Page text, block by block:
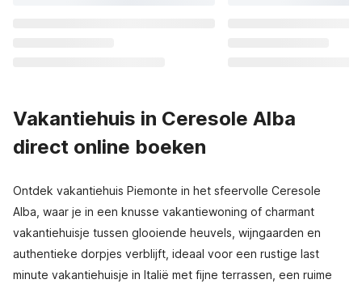
Vakantiehuis in Ceresole Alba
direct online boeken
Ontdek vakantiehuis Piemonte in het sfeervolle Ceresole
Alba, waar je in een knusse vakantiewoning of charmant
vakantiehuisje tussen glooiende heuvels, wijngaarden en
authentieke dorpjes verblijft, ideaal voor een rustige last
minute vakantiehuisje in Italië met fijne terrassen, een ruime